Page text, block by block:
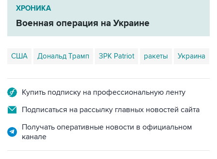
ХРОНИКА
Военная операция на Украине
США Дональд Трамп ЗРК Patriot ракеты Украина
Купить подписку на профессиональную ленту
Подписаться на рассылку главных новостей сайта
Получать оперативные новости в официальном
канале